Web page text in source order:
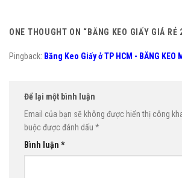
ONE THOUGHT ON “ BĂNG KEO GIẤY GIÁ RẺ
Pingback: Băng Keo Giấy ở TP HCM - BĂNG KEO
Để lại một bình luận
Email của bạn sẽ không được hiển thị công
buộc được đánh dấu *
Bình luận *